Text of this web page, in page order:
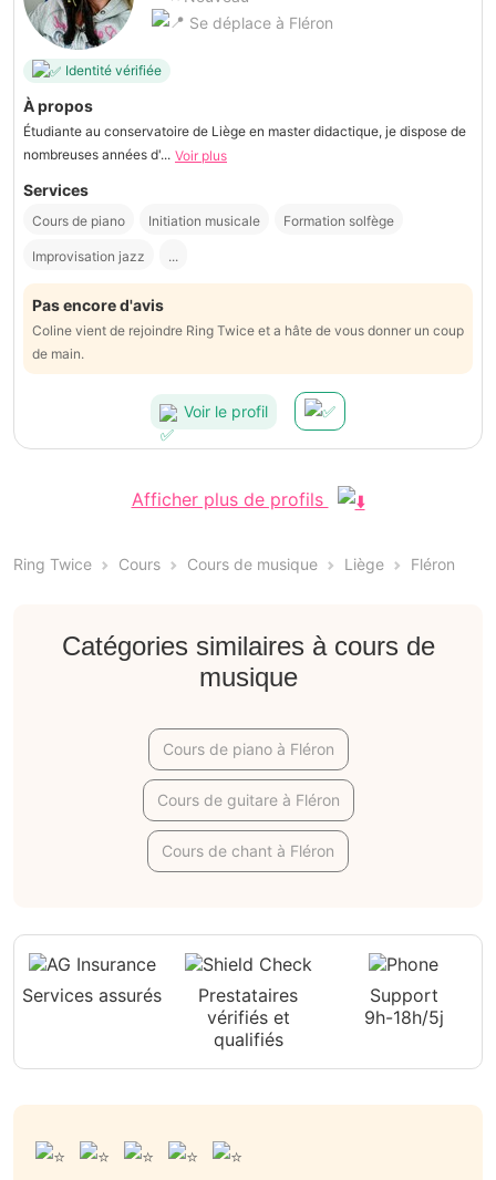
Se déplace à Fléron
Identité vérifiée
À propos
Étudiante au conservatoire de Liège en master didactique, je dispose de
nombreuses années d'... Voir plus
Services
Cours de piano Initiation musicale Formation solfège
Improvisation jazz ...
Pas encore d'avis
Coline vient de rejoindre Ring Twice et a hâte de vous donner un coup
de main.
Voir le profil
Afficher plus de profils
Ring Twice Cours Cours de musique Liège Fléron
Catégories similaires à cours de
musique
Cours de piano à Fléron
Cours de guitare à Fléron
Cours de chant à Fléron
Services assurés
Prestataires
vérifiés et
qualifiés
Support
9h-18h/5j